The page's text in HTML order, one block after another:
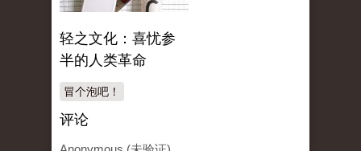
轻之文化：喜忧参
半的人类革命
冒个泡吧！
评论